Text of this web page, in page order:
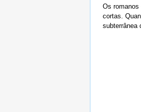
Os
cortas.
subterrânea